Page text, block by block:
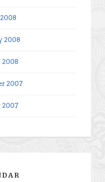
2008
2008
2007
2007